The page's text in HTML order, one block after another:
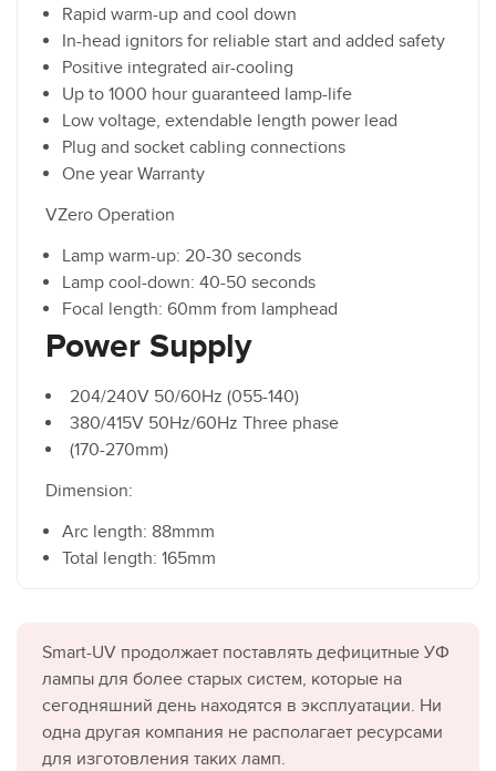
Rapid warm-up and cool down
In-head ignitors for reliable start and added safety
Positive integrated air-cooling
Up to 1000 hour guaranteed lamp-life
Low voltage, extendable length power lead
Plug and socket cabling connections
One year Warranty
VZero Operation
Lamp warm-up: 20-30 seconds
Lamp cool-down: 40-50 seconds
Focal length: 60mm from lamphead
Power Supply
204/240V 50/60Hz (055-140)
380/415V 50Hz/60Hz Three phase
(170-270mm)
Dimension:
Arc length: 88mmm
Total length: 165mm
Smart-UV продолжает поставлять дефицитные УФ
лампы для более старых систем, которые на
сегодняшний день находятся в эксплуатации. Ни
одна другая компания не располагает ресурсами
для изготовления таких ламп.